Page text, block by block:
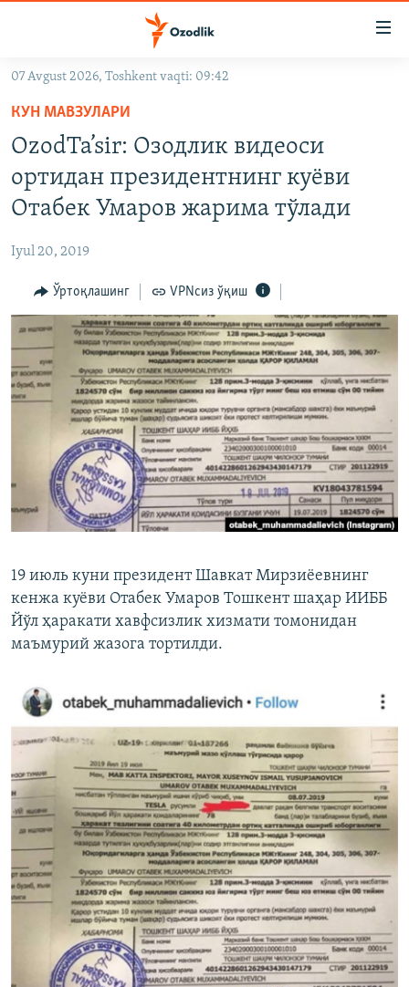
Асосий
навигацияга
ўтинг
Қидиришга
ўтинг
OZODVIDEO
На русском
ИЖТИМОИЙ ТАРМОҚЛАР
Озодлик бошқа тилларда
07 Avgust 2026, Toshkent vaqti: 09:42
КУН МАВЗУЛАРИ
OzodTa’sir: Озодлик видеоси
ортидан президентнинг куёви
Отабек Умаров жарима тўлади
Iyul 20, 2019
Ўртоқлашинг VPNсиз ўқиш
19 июль куни президент Шавкат Мирзиёевнинг
кенжа куёви Отабек Умаров Тошкент шаҳар ИИББ
Йўл ҳаракати хавфсизлик хизмати томонидан
маъмурий жазога тортилди.